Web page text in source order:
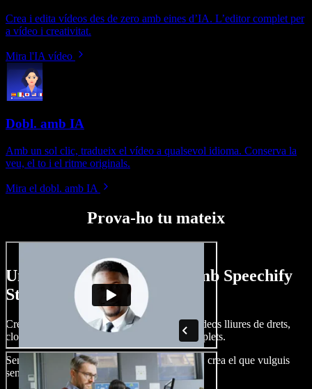
Crea i edita vídeos des de zero amb eines d’IA. L’editor complet per
a vídeo i creativitat.
Mira l'IA vídeo
Dobl. amb IA
Amb un sol clic, tradueix el vídeo a qualsevol idioma. Conserva la
veu, el to i el ritme originals.
Mira el dobl. amb IA
Prova-ho tu mateix
Un tastet del que pots fer amb Speechify
Studio.
Crea dobl. de veu, afegeix imatges, àudio, vídeos lliures de drets,
clona veus i munta projectes multimèdia complets.
Sense corba d’aprenentatge, tot al navegador: crea el que vulguis
sense els límits de sempre.